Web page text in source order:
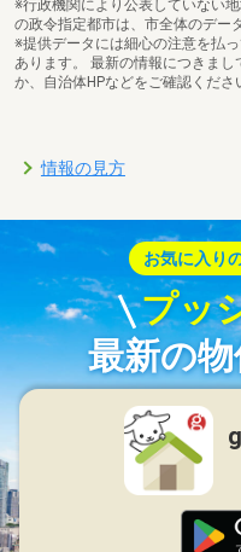
※行政機関により公表していない
の政令指定都市は、市全体のデー
※提供データには細心の注意を払
あります。 最新の情報につきまし
か、自治体HPなどをご確認くださ
情報の見方
お気に入り
プッ
最新の